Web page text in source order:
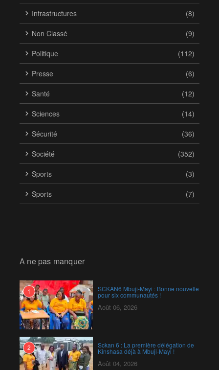
Infrastructures (8)
Non Classé (9)
Politique (112)
Presse (6)
Santé (12)
Sciences (14)
Sécurité (36)
Société (352)
Sports (3)
Sports (7)
A ne pas manquer
1 SCKAN6 Mbuji-Mayi : Bonne nouvelle
pour six communautés !
Août 06, 2026
2 Sckan 6 : ‎La première délégation de
Kinshasa déjà à Mbuji-Mayi !
Août 04, 2026